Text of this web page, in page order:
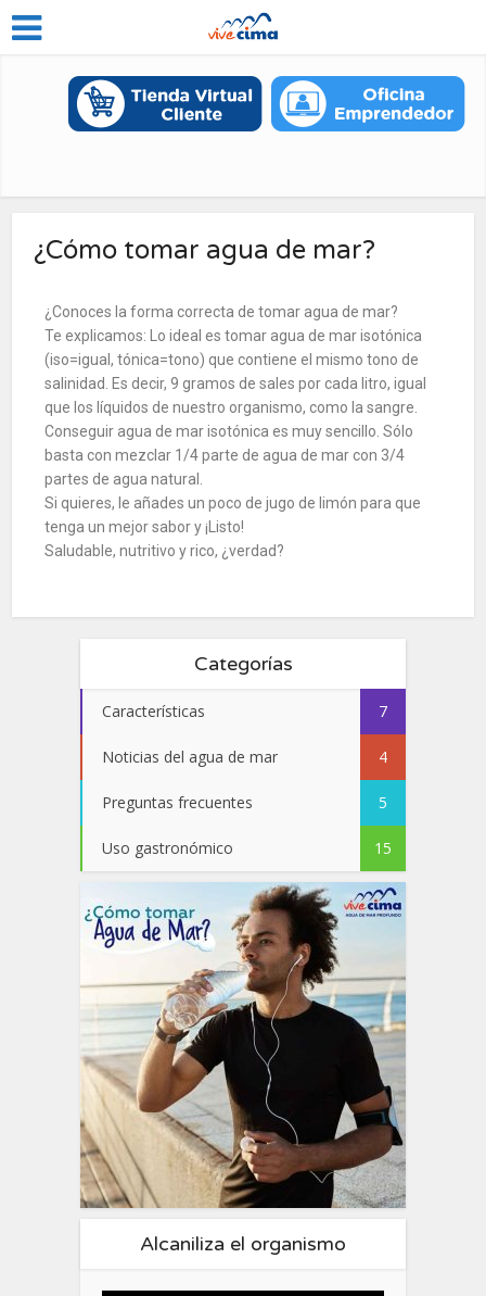
¿Cómo tomar agua de mar?
¿Conoces la forma correcta de tomar agua de mar?
Te explicamos: Lo ideal es tomar agua de mar isotónica
(iso=igual, tónica=tono) que contiene el mismo tono de
salinidad. Es decir, 9 gramos de sales por cada litro, igual
que los líquidos de nuestro organismo, como la sangre.
Conseguir agua de mar isotónica es muy sencillo. Sólo
basta con mezclar 1/4 parte de agua de mar con 3/4
partes de agua natural.
Si quieres, le añades un poco de jugo de limón para que
tenga un mejor sabor y ¡Listo!
Saludable, nutritivo y rico, ¿verdad?
Categorías
Características 7
Noticias del agua de mar 4
Preguntas frecuentes 5
Uso gastronómico 15
Alcaniliza el organismo